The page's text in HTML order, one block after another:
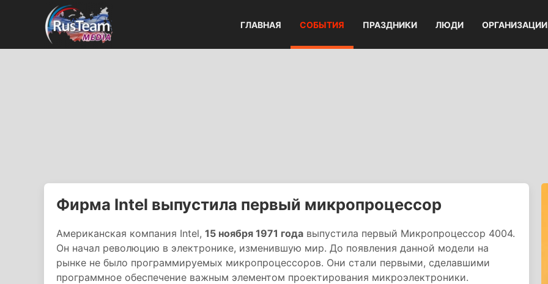
ГЛАВНАЯ СОБЫТИЯ ПРАЗДНИКИ ЛЮДИ ОРГАНИЗАЦИИ
Фирма Intel выпустила первый микропроцессор
Американская компания Intel, 15 ноября 1971 года выпустила первый Микропроцессор 4004.
Он начал революцию в электронике, изменившую мир. До появления данной модели на
рынке не было программируемых микропроцессоров. Они стали первыми, сделавшими
программное обеспечение важным элементом проектирования микроэлектроники.